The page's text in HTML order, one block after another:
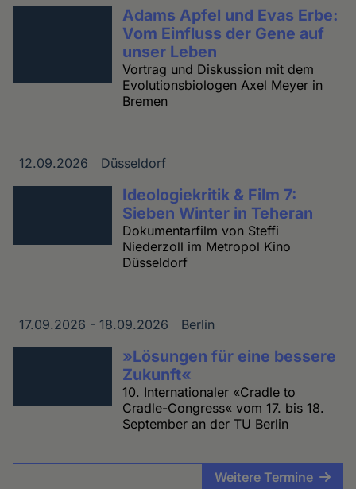
Adams Apfel und Evas Erbe:
Vom Einfluss der Gene auf
unser Leben
Vortrag und Diskussion mit dem
Evolutionsbiologen Axel Meyer in
Bremen
Datum
12.09.2026
Ort Düsseldorf
Ideologiekritik & Film 7:
Sieben Winter in Teheran
Dokumentarfilm von Steffi
Niederzoll im Metropol Kino
Düsseldorf
Datum
17.09.2026 - 18.09.2026
Ort Berlin
»Lösungen für eine bessere
Zukunft«
10. Internationaler «Cradle to
Cradle-Congress« vom 17. bis 18.
September an der TU Berlin
Weitere Termine